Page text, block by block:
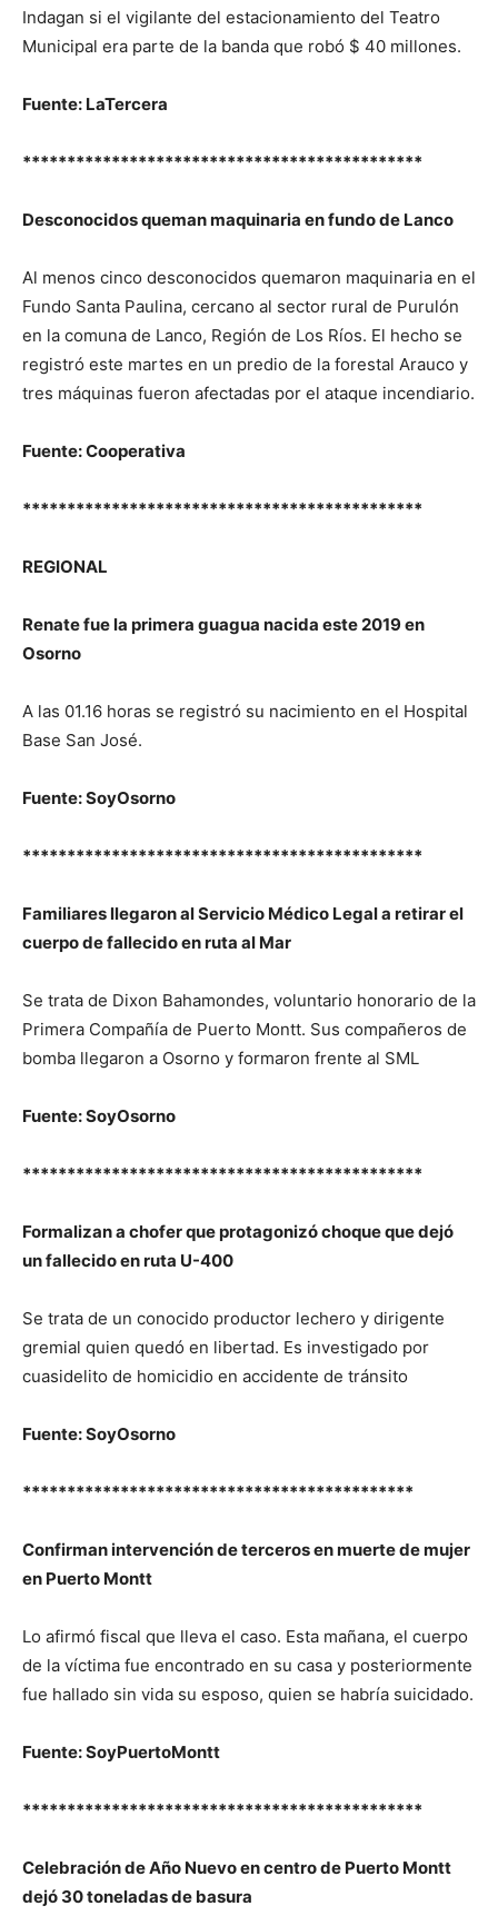
Indagan si el vigilante del estacionamiento del Teatro
Municipal era parte de la banda que robó $ 40 millones.
Fuente: LaTercera
*********************************************
Desconocidos queman maquinaria en fundo de Lanco
Al menos cinco desconocidos quemaron maquinaria en el
Fundo Santa Paulina, cercano al sector rural de Purulón
en la comuna de Lanco, Región de Los Ríos. El hecho se
registró este martes en un predio de la forestal Arauco y
tres máquinas fueron afectadas por el ataque incendiario.
Fuente: Cooperativa
*********************************************
REGIONAL
Renate fue la primera guagua nacida este 2019 en
Osorno
A las 01.16 horas se registró su nacimiento en el Hospital
Base San José.
Fuente: SoyOsorno
*********************************************
Familiares llegaron al Servicio Médico Legal a retirar el
cuerpo de fallecido en ruta al Mar
Se trata de Dixon Bahamondes, voluntario honorario de la
Primera Compañía de Puerto Montt. Sus compañeros de
bomba llegaron a Osorno y formaron frente al SML
Fuente: SoyOsorno
*********************************************
Formalizan a chofer que protagonizó choque que dejó
un fallecido en ruta U-400
Se trata de un conocido productor lechero y dirigente
gremial quien quedó en libertad. Es investigado por
cuasidelito de homicidio en accidente de tránsito
Fuente: SoyOsorno
********************************************
Confirman intervención de terceros en muerte de mujer
en Puerto Montt
Lo afirmó fiscal que lleva el caso. Esta mañana, el cuerpo
de la víctima fue encontrado en su casa y posteriormente
fue hallado sin vida su esposo, quien se habría suicidado.
Fuente: SoyPuertoMontt
*********************************************
Celebración de Año Nuevo en centro de Puerto Montt
dejó 30 toneladas de basura